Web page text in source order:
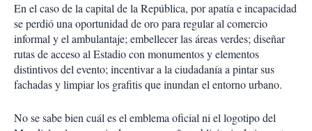
En el caso de la capital de la República, por apatía e incapacidad
se perdió una oportunidad de oro para regular al comercio
informal y el ambulantaje; embellecer las áreas verdes; diseñar
rutas de acceso al Estadio con monumentos y elementos
distintivos del evento; incentivar a la ciudadanía a pintar sus
fachadas y limpiar los grafitis que inundan el entorno urbano.
No se sabe bien cuál es el emblema oficial ni el logotipo del